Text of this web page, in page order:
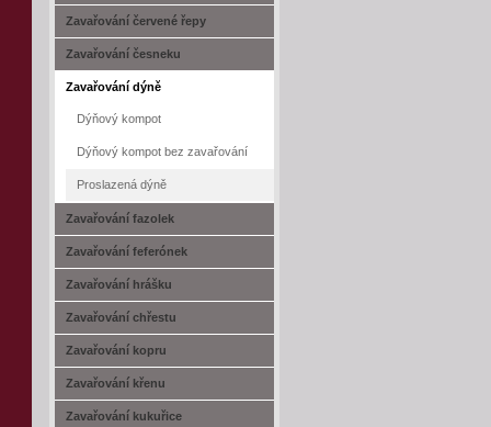
Zavařování červené řepy
Zavařování česneku
Zavařování dýně
Dýňový kompot
Dýňový kompot bez zavařování
Proslazená dýně
Zavařování fazolek
Zavařování feferónek
Zavařování hrášku
Zavařování chřestu
Zavařování kopru
Zavařování křenu
Zavařování kukuřice